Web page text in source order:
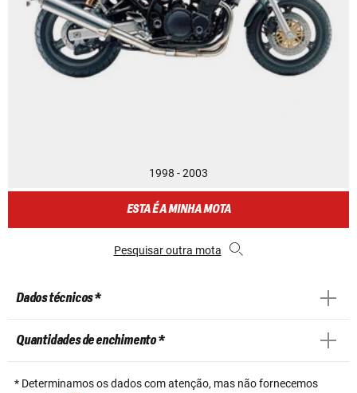
1998 - 2003
ESTA É A MINHA MOTA
Pesquisar outra mota
Dados técnicos *
Quantidades de enchimento *
* Determinamos os dados com atenção, mas não fornecemos